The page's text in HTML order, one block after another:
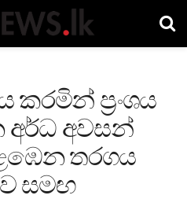
කරමින් ප්‍රංශය
අවසන්
තරගය
සමඟ